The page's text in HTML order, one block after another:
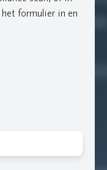
het formulier in en